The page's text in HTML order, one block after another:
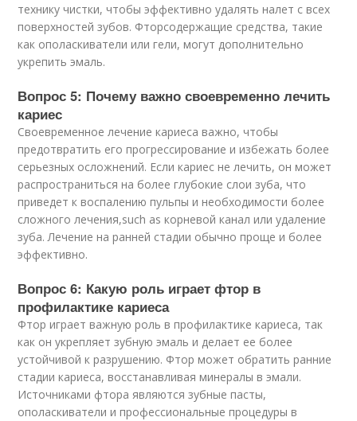
технику чистки, чтобы эффективно удалять налет с всех
поверхностей зубов. Фторсодержащие средства, такие
как ополаскиватели или гели, могут дополнительно
укрепить эмаль.
Вопрос 5: Почему важно своевременно лечить
кариес
Своевременное лечение кариеса важно, чтобы
предотвратить его прогрессирование и избежать более
серьезных осложнений. Если кариес не лечить, он может
распространиться на более глубокие слои зуба, что
приведет к воспалению пульпы и необходимости более
сложного лечения,such as корневой канал или удаление
зуба. Лечение на ранней стадии обычно проще и более
эффективно.
Вопрос 6: Какую роль играет фтор в
профилактике кариеса
Фтор играет важную роль в профилактике кариеса, так
как он укрепляет зубную эмаль и делает ее более
устойчивой к разрушению. Фтор может обратить ранние
стадии кариеса, восстанавливая минералы в эмали.
Источниками фтора являются зубные пасты,
ополаскиватели и профессиональные процедуры в